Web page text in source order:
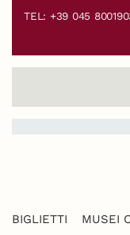
TEL: +39 045
BIGLIETTI MUSEI